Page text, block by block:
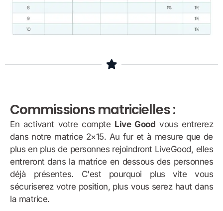
Commissions matricielles :
En activant votre compte Live Good vous entrerez
dans notre matrice 2×15. Au fur et à mesure que de
plus en plus de personnes rejoindront LiveGood, elles
entreront dans la matrice en dessous des personnes
déjà présentes. C'est pourquoi plus vite vous
sécuriserez votre position, plus vous serez haut dans
la matrice.